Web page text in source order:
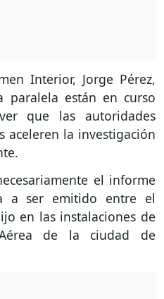
Interior, Jorge Pérez,
paralela están en curso
que las autoridades
aceleren la investigación
el informe
a ser emitido entre el
en las instalaciones de
de la ciudad de